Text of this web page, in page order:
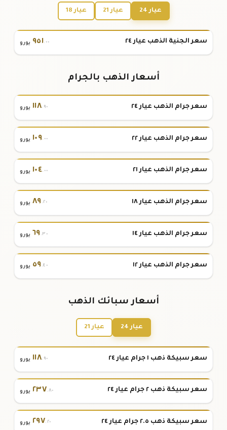
عيار 24 عيار 21 عيار 18
سعر الجنية الذهب عيار ٢٤ ٩٥١.٠٠ يورو
أسعار الذهب بالجرام
سعر جرام الذهب عيار ٢٤ ١١٨.٩٠ يورو
سعر جرام الذهب عيار ٢٢ ١٠٩.٠٠ يورو
سعر جرام الذهب عيار ٢١ ١٠٤.٠٠ يورو
سعر جرام الذهب عيار ١٨ ٨٩.٢٠ يورو
سعر جرام الذهب عيار ١٤ ٦٩.٣٠ يورو
سعر جرام الذهب عيار ١٢ ٥٩.٤٠ يورو
أسعار سبائك الذهب
عيار 24 عيار 21
سعر سبيكة ذهب ١ جرام عيار ٢٤ ١١٨.٩٠ يورو
سعر سبيكة ذهب ٢ جرام عيار ٢٤ ٢٣٧.٨٠ يورو
سعر سبيكة ذهب ٢.٥ جرام عيار ٢٤ ٢٩٧.٢٠ يورو